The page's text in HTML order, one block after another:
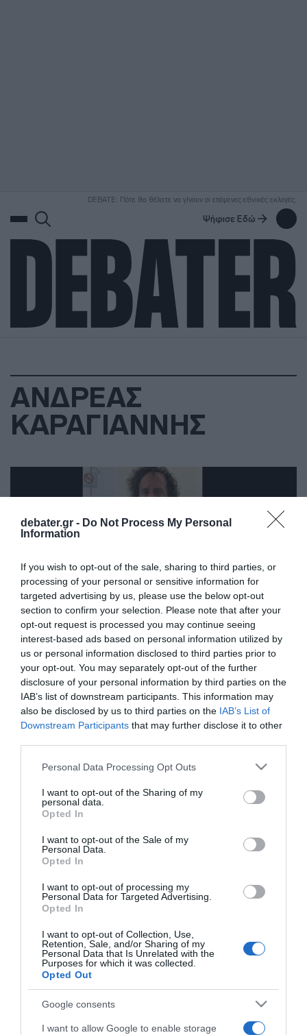
debater.gr - Do Not Process My Personal
Information
If you wish to opt-out of the sale, sharing to third parties, or
processing of your personal or sensitive information for
targeted advertising by us, please use the below opt-out
section to confirm your selection. Please note that after your
opt-out request is processed you may continue seeing
interest-based ads based on personal information utilized by
us or personal information disclosed to third parties prior to
your opt-out. You may separately opt-out of the further
disclosure of your personal information by third parties on the
IAB’s list of downstream participants. This information may
also be disclosed by us to third parties on the IAB’s List of
Downstream Participants that may further disclose it to other
Please note that this website/app uses one or more Google
not limited to your visit or usage behaviour. You may click to
grant or deny consent to Google and its third-party tags to
use your data for below specified purposes in below Google
consent section.
Personal Data Processing Opt Outs
I want to opt-out of the Sharing of my
personal data.
Opted In
I want to opt-out of the Sale of my
Personal Data.
Opted In
I want to opt-out of processing my
Personal Data for Targeted Advertising.
Opted In
I want to opt-out of Collection, Use,
Retention, Sale, and/or Sharing of my
Personal Data that Is Unrelated with the
Purposes for which it was collected.
Opted Out
Google consents
I want to allow Google to enable storage
DEBATE: Πότε θα θέλατε να γίνουν οι επόμενες εθνικές εκλογές;
Ψήφισε Εδώ
ΑΝΔΡΕΑΣ
ΚΑΡΑΓΙΑΝΝΗΣ
ΕΛΛΑΔΑ
Στο νοσοκομείο ο Ανδρέας Καραγιάννης –
Τον χτύπησε μηχανή (Βίντεο)